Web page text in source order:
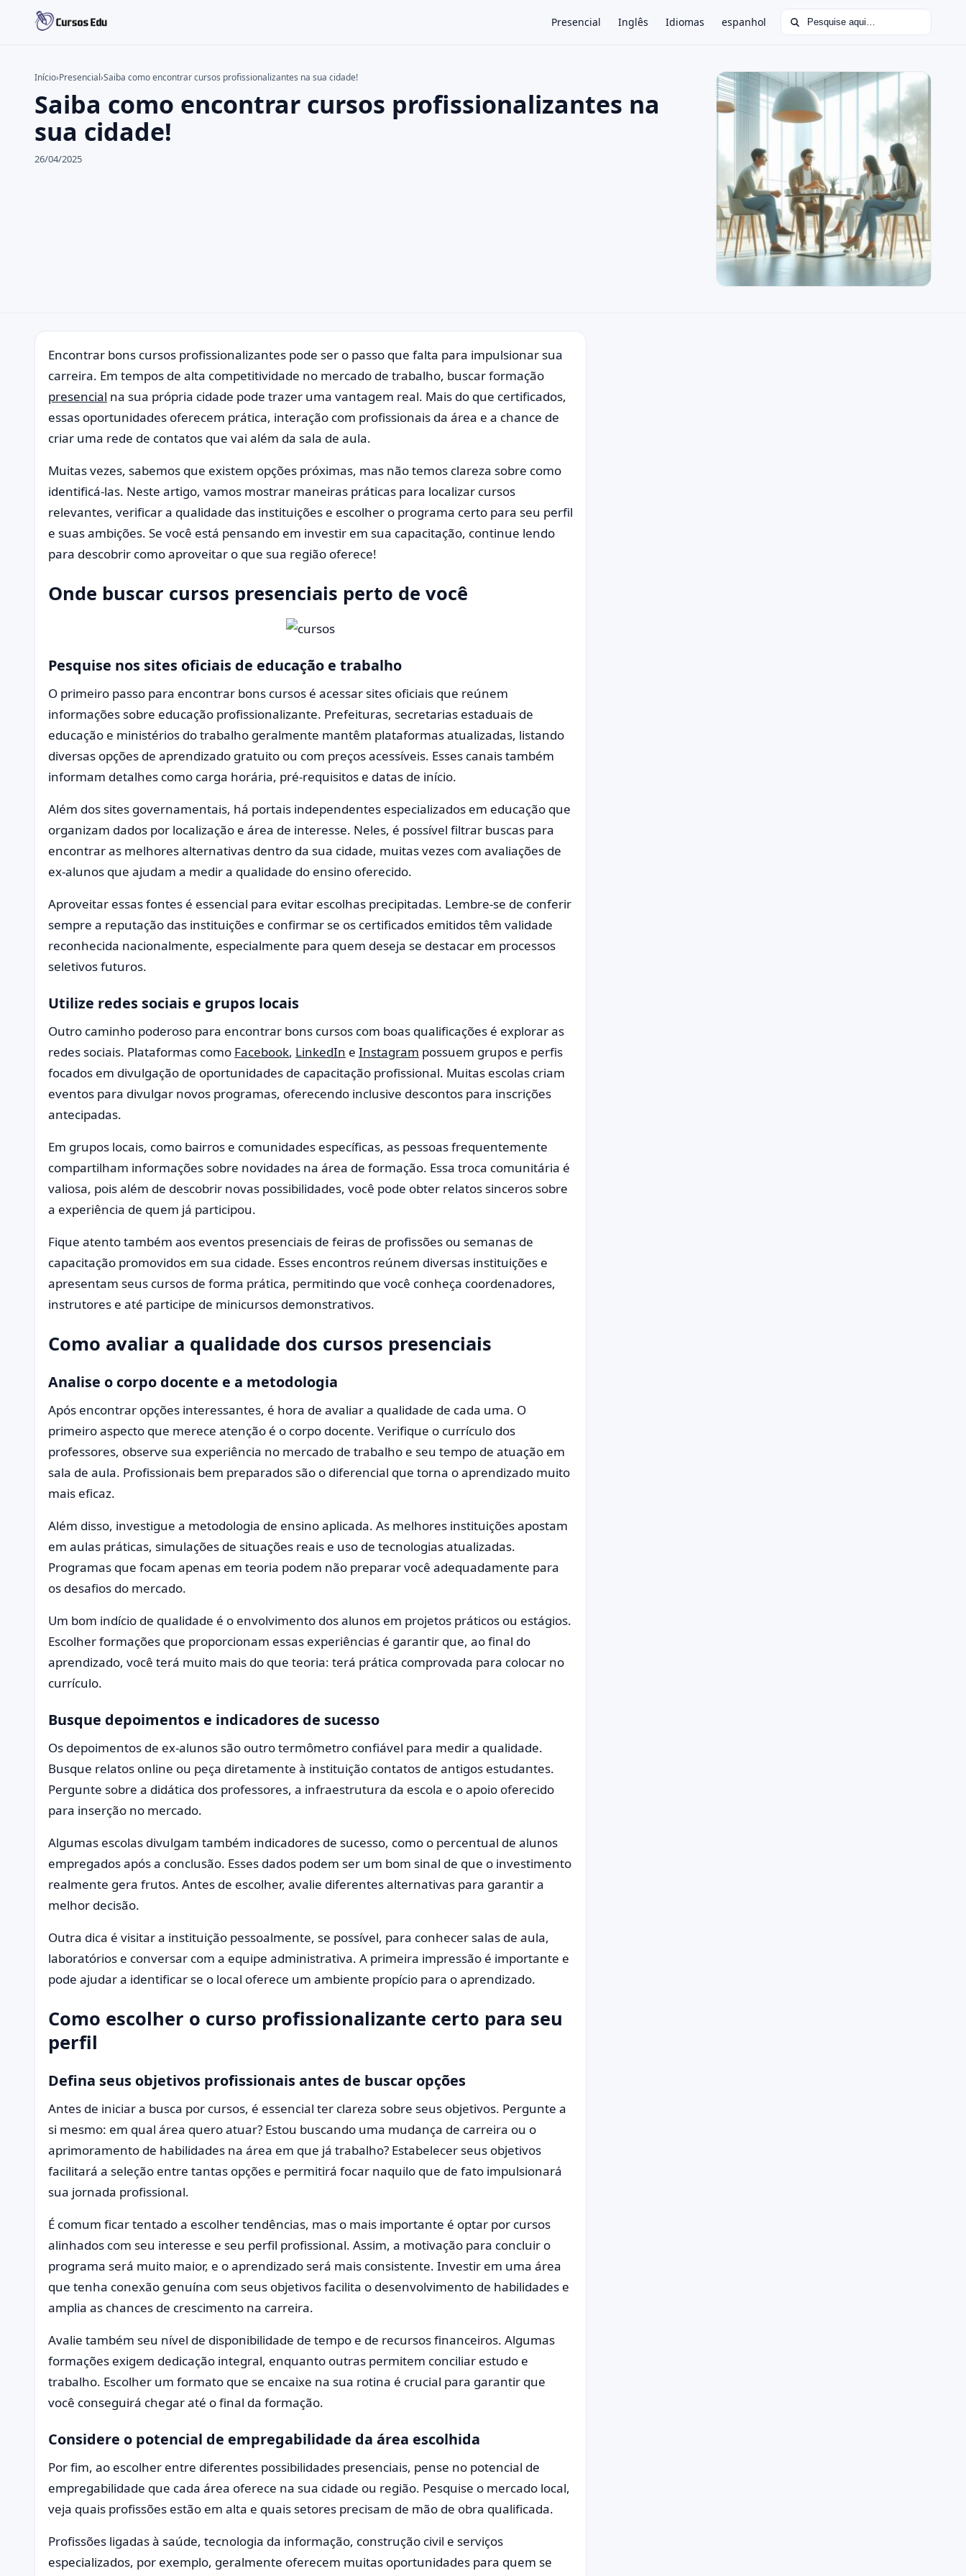
Presencial Inglês Idiomas espanhol Buscar por:
Buscar no site ×
Pressione Enter para buscar ou ESC para fechar.
Início›Presencial›Saiba como encontrar cursos profissionalizantes na sua cidade!
Saiba como encontrar cursos profissionalizantes na
sua cidade!
26/04/2025
Encontrar bons cursos profissionalizantes pode ser o passo que falta para impulsionar sua
carreira. Em tempos de alta competitividade no mercado de trabalho, buscar formação
presencial na sua própria cidade pode trazer uma vantagem real. Mais do que certificados,
essas oportunidades oferecem prática, interação com profissionais da área e a chance de
criar uma rede de contatos que vai além da sala de aula.
Muitas vezes, sabemos que existem opções próximas, mas não temos clareza sobre como
identificá-las. Neste artigo, vamos mostrar maneiras práticas para localizar cursos
relevantes, verificar a qualidade das instituições e escolher o programa certo para seu perfil
e suas ambições. Se você está pensando em investir em sua capacitação, continue lendo
para descobrir como aproveitar o que sua região oferece!
Onde buscar cursos presenciais perto de você
Pesquise nos sites oficiais de educação e trabalho
O primeiro passo para encontrar bons cursos é acessar sites oficiais que reúnem
informações sobre educação profissionalizante. Prefeituras, secretarias estaduais de
educação e ministérios do trabalho geralmente mantêm plataformas atualizadas, listando
diversas opções de aprendizado gratuito ou com preços acessíveis. Esses canais também
informam detalhes como carga horária, pré-requisitos e datas de início.
Além dos sites governamentais, há portais independentes especializados em educação que
organizam dados por localização e área de interesse. Neles, é possível filtrar buscas para
encontrar as melhores alternativas dentro da sua cidade, muitas vezes com avaliações de
ex-alunos que ajudam a medir a qualidade do ensino oferecido.
Aproveitar essas fontes é essencial para evitar escolhas precipitadas. Lembre-se de conferir
sempre a reputação das instituições e confirmar se os certificados emitidos têm validade
reconhecida nacionalmente, especialmente para quem deseja se destacar em processos
seletivos futuros.
Utilize redes sociais e grupos locais
Outro caminho poderoso para encontrar bons cursos com boas qualificações é explorar as
redes sociais. Plataformas como Facebook, LinkedIn e Instagram possuem grupos e perfis
focados em divulgação de oportunidades de capacitação profissional. Muitas escolas criam
eventos para divulgar novos programas, oferecendo inclusive descontos para inscrições
antecipadas.
Em grupos locais, como bairros e comunidades específicas, as pessoas frequentemente
compartilham informações sobre novidades na área de formação. Essa troca comunitária é
valiosa, pois além de descobrir novas possibilidades, você pode obter relatos sinceros sobre
a experiência de quem já participou.
Fique atento também aos eventos presenciais de feiras de profissões ou semanas de
capacitação promovidos em sua cidade. Esses encontros reúnem diversas instituições e
apresentam seus cursos de forma prática, permitindo que você conheça coordenadores,
instrutores e até participe de minicursos demonstrativos.
Como avaliar a qualidade dos cursos presenciais
Analise o corpo docente e a metodologia
Após encontrar opções interessantes, é hora de avaliar a qualidade de cada uma. O
primeiro aspecto que merece atenção é o corpo docente. Verifique o currículo dos
professores, observe sua experiência no mercado de trabalho e seu tempo de atuação em
sala de aula. Profissionais bem preparados são o diferencial que torna o aprendizado muito
mais eficaz.
Além disso, investigue a metodologia de ensino aplicada. As melhores instituições apostam
em aulas práticas, simulações de situações reais e uso de tecnologias atualizadas.
Programas que focam apenas em teoria podem não preparar você adequadamente para
os desafios do mercado.
Um bom indício de qualidade é o envolvimento dos alunos em projetos práticos ou estágios.
Escolher formações que proporcionam essas experiências é garantir que, ao final do
aprendizado, você terá muito mais do que teoria: terá prática comprovada para colocar no
currículo.
Busque depoimentos e indicadores de sucesso
Os depoimentos de ex-alunos são outro termômetro confiável para medir a qualidade.
Busque relatos online ou peça diretamente à instituição contatos de antigos estudantes.
Pergunte sobre a didática dos professores, a infraestrutura da escola e o apoio oferecido
para inserção no mercado.
Algumas escolas divulgam também indicadores de sucesso, como o percentual de alunos
empregados após a conclusão. Esses dados podem ser um bom sinal de que o investimento
realmente gera frutos. Antes de escolher, avalie diferentes alternativas para garantir a
melhor decisão.
Outra dica é visitar a instituição pessoalmente, se possível, para conhecer salas de aula,
laboratórios e conversar com a equipe administrativa. A primeira impressão é importante e
pode ajudar a identificar se o local oferece um ambiente propício para o aprendizado.
Como escolher o curso profissionalizante certo para seu
perfil
Defina seus objetivos profissionais antes de buscar opções
Antes de iniciar a busca por cursos, é essencial ter clareza sobre seus objetivos. Pergunte a
si mesmo: em qual área quero atuar? Estou buscando uma mudança de carreira ou o
aprimoramento de habilidades na área em que já trabalho? Estabelecer seus objetivos
facilitará a seleção entre tantas opções e permitirá focar naquilo que de fato impulsionará
sua jornada profissional.
É comum ficar tentado a escolher tendências, mas o mais importante é optar por cursos
alinhados com seu interesse e seu perfil profissional. Assim, a motivação para concluir o
programa será muito maior, e o aprendizado será mais consistente. Investir em uma área
que tenha conexão genuína com seus objetivos facilita o desenvolvimento de habilidades e
amplia as chances de crescimento na carreira.
Avalie também seu nível de disponibilidade de tempo e de recursos financeiros. Algumas
formações exigem dedicação integral, enquanto outras permitem conciliar estudo e
trabalho. Escolher um formato que se encaixe na sua rotina é crucial para garantir que
você conseguirá chegar até o final da formação.
Considere o potencial de empregabilidade da área escolhida
Por fim, ao escolher entre diferentes possibilidades presenciais, pense no potencial de
empregabilidade que cada área oferece na sua cidade ou região. Pesquise o mercado local,
veja quais profissões estão em alta e quais setores precisam de mão de obra qualificada.
Profissões ligadas à saúde, tecnologia da informação, construção civil e serviços
especializados, por exemplo, geralmente oferecem muitas oportunidades para quem se